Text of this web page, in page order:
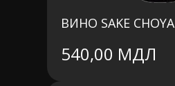
ВИНО SAKE CHOYA
540,00 МДЛ